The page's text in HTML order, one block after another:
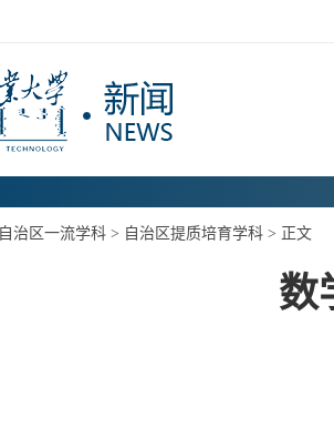
自治区一流学科 > 自治区提质培育学科 > 正文
数